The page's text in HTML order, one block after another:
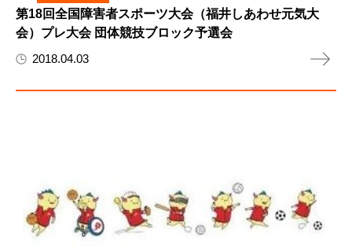
第18回全国障害者スポーツ大会（福井しあわせ元気大
会）プレ大会 団体競技ブロック予選会
2018.04.03